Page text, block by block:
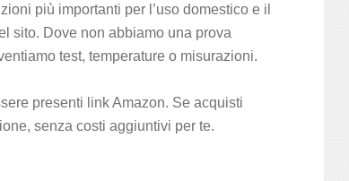
più importanti per l’uso domestico e il
sito. Dove non abbiamo una prova
test, temperature o misurazioni.
presenti link Amazon. Se acquisti
senza costi aggiuntivi per te.